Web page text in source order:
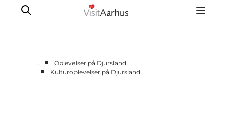
… ■
Oplevelser på Djursland
■
Kulturoplevelser på Djursland